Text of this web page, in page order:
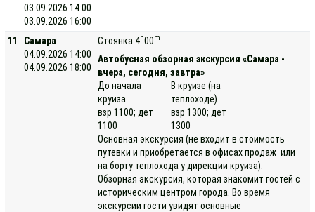
03.09.2026 14:00
03.09.2026 16:00
11
Самара
04.09.2026 14:00
04.09.2026 18:00
Стоянка 4h00m
Автобусная обзорная экскурсия «Самара -
вчера, сегодня, завтра»
До начала
круиза
взр 1100; дет
1100
В круизе (на
теплоходе)
взр 1300; дет
1300
Основная экскурсия (не входит в стоимость
путевки и приобретается в офисах продаж или
на борту теплохода у дирекции круиза):
Обзорная экскурсия, которая знакомит гостей с
историческим центром города. Во время
экскурсии гости увидят основные